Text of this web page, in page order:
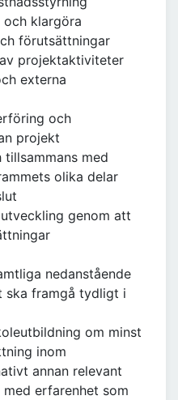
och klargöra
förutsättningar
projektaktiviteter
externa
och
projekt
med
olika delar
genom att
nedanstående
ska framgå tydligt i
om minst
inom
annan relevant
erfarenhet som